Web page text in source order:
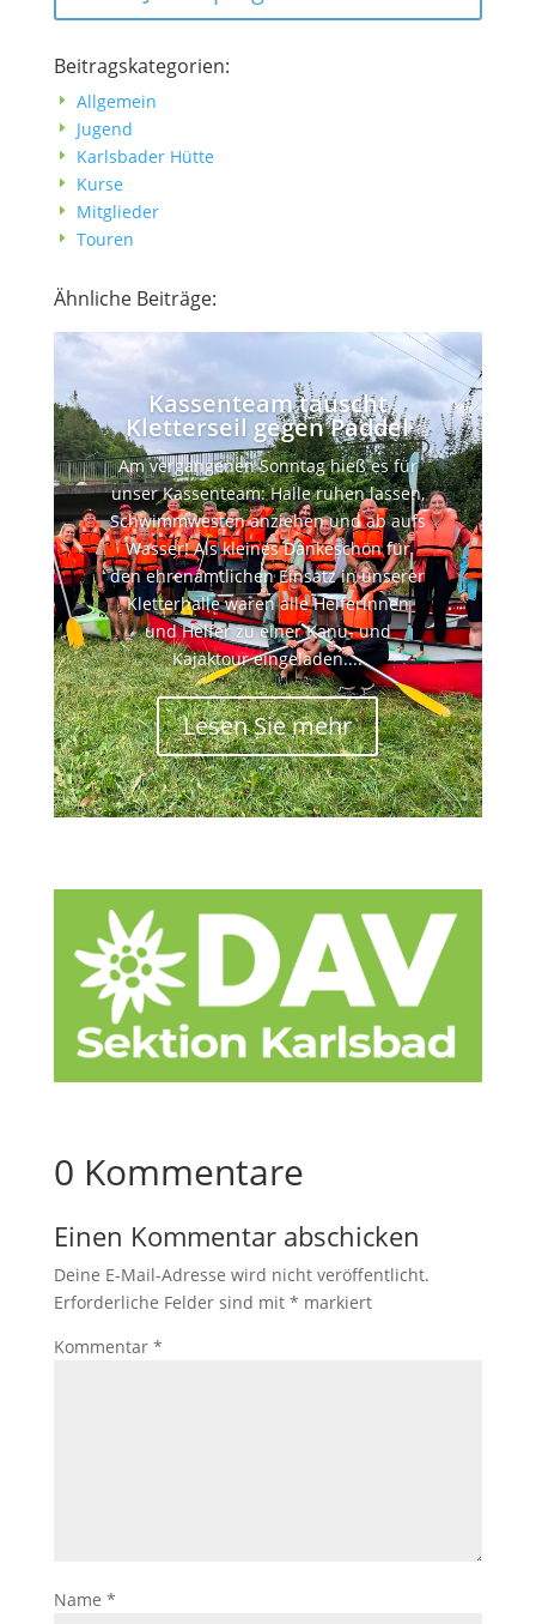
Beitragskategorien:
E Allgemein
E Jugend
E Karlsbader Hütte
E Kurse
E Mitglieder
E Touren
Ähnliche Beiträge:
Kassenteam tauscht
Kletterseil gegen Paddel
Am vergangenen Sonntag hieß es für
unser Kassenteam: Halle ruhen lassen,
Schwimmwesten anziehen und ab aufs
Wasser! Als kleines Dankeschön für
den ehrenamtlichen Einsatz in unserer
Kletterhalle waren alle Helferinnen
und Helfer zu einer Kanu- und
Kajaktour eingeladen....
Lesen Sie mehr
0 Kommentare
Einen Kommentar abschicken
Deine E-Mail-Adresse wird nicht veröffentlicht.
Erforderliche Felder sind mit * markiert
Kommentar *
Name *